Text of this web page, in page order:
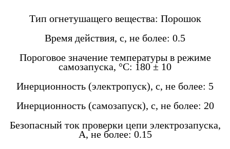
Тип огнетушащего вещества: Порошок
Время действия, с, не более: 0.5
Пороговое значение температуры в режиме
самозапуска, °C: 180 ± 10
Инерционность (электропуск), с, не более: 5
Инерционность (самозапуск), с, не более: 20
Безопасный ток проверки цепи электрозапуска,
А, не более: 0.15